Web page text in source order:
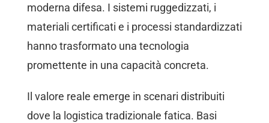
moderna difesa. I sistemi ruggedizzati, i
materiali certificati e i processi standardizzati
hanno trasformato una tecnologia
promettente in una capacità concreta.
Il valore reale emerge in scenari distribuiti
dove la logistica tradizionale fatica. Basi